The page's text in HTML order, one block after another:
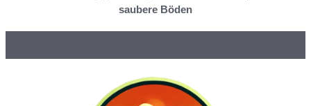
saubere Böden